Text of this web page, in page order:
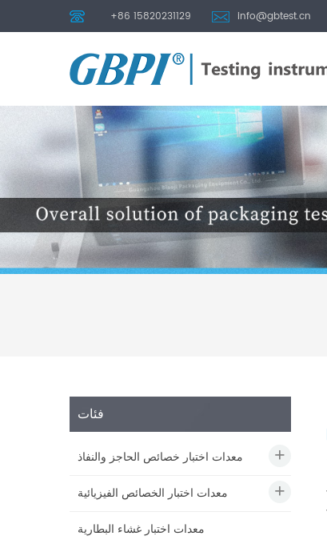
+86 15820231129 info@gbtest.cn
فئات
معدات اختبار خصائص الحاجز والنفاذ
معدات اختبار الخصائص الفيزيائية
معدات اختبار غشاء البطارية